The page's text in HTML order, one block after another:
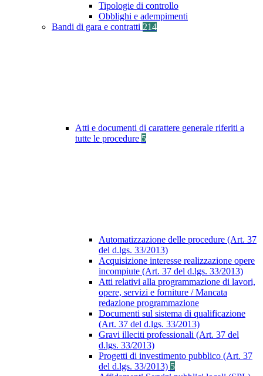
Tipologie di controllo
Obblighi e adempimenti
Bandi di gara e contratti 214
Atti e documenti di carattere generale riferiti a
tutte le procedure 5
Automatizzazione delle procedure (Art. 37
del d.lgs. 33/2013)
Acquisizione interesse realizzazione opere
incompiute (Art. 37 del d.lgs. 33/2013)
Atti relativi alla programmazione di lavori,
opere, servizi e forniture / Mancata
redazione programmazione
Documenti sul sistema di qualificazione
(Art. 37 del d.lgs. 33/2013)
Gravi illeciti professionali (Art. 37 del
d.lgs. 33/2013)
Progetti di investimento pubblico (Art. 37
del d.lgs. 33/2013) 5